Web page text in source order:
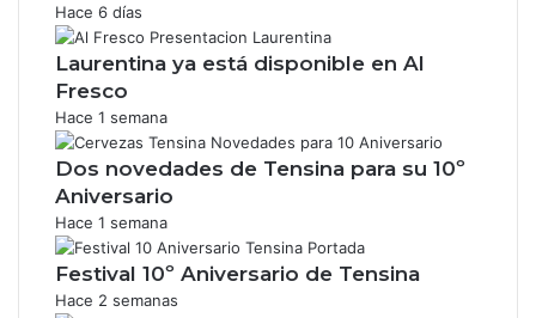
Hace 6 días
Laurentina ya está disponible en Al
Fresco
Hace 1 semana
Dos novedades de Tensina para su 10º
Aniversario
Hace 1 semana
Festival 10º Aniversario de Tensina
Hace 2 semanas